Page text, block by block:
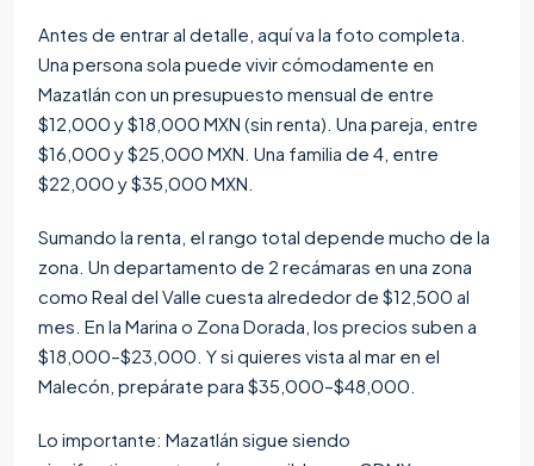
Antes de entrar al detalle, aquí va la foto completa.
Una persona sola puede vivir cómodamente en
Mazatlán con un presupuesto mensual de entre
$12,000 y $18,000 MXN (sin renta). Una pareja, entre
$16,000 y $25,000 MXN. Una familia de 4, entre
$22,000 y $35,000 MXN.
Sumando la renta, el rango total depende mucho de la
zona. Un departamento de 2 recámaras en una zona
como Real del Valle cuesta alrededor de $12,500 al
mes. En la Marina o Zona Dorada, los precios suben a
$18,000–$23,000. Y si quieres vista al mar en el
Malecón, prepárate para $35,000–$48,000.
Lo importante: Mazatlán sigue siendo